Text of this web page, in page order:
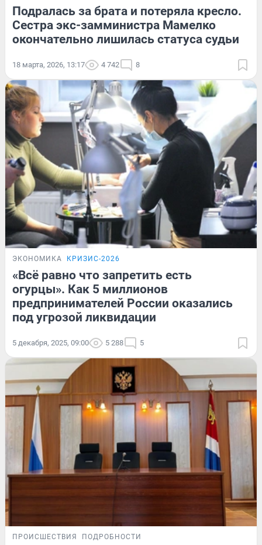
Подралась за брата и потеряла кресло.
Сестра экс-замминистра Мамелко
окончательно лишилась статуса судьи
18 марта, 2026, 13:17 4 742 8
ЭКОНОМИКА КРИЗИС-2026
«Всё равно что запретить есть
огурцы». Как 5 миллионов
предпринимателей России оказались
под угрозой ликвидации
5 декабря, 2025, 09:00 5 288 5
ПРОИСШЕСТВИЯ ПОДРОБНОСТИ